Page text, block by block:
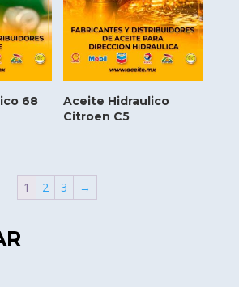
68
Aceite Hidraulico
Citroen C5
1 2 3 →